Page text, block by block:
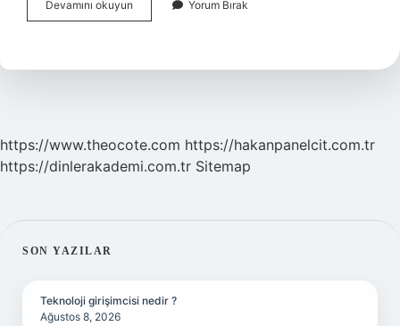
Devamını okuyun
Farsça
Yorum Bırak
https://www.theocote.com https://hakanpanelcit.com.tr
https://dinlerakademi.com.tr Sitemap
SIDEBAR
SON YAZILAR
Teknoloji girişimcisi nedir ?
Ağustos 8, 2026